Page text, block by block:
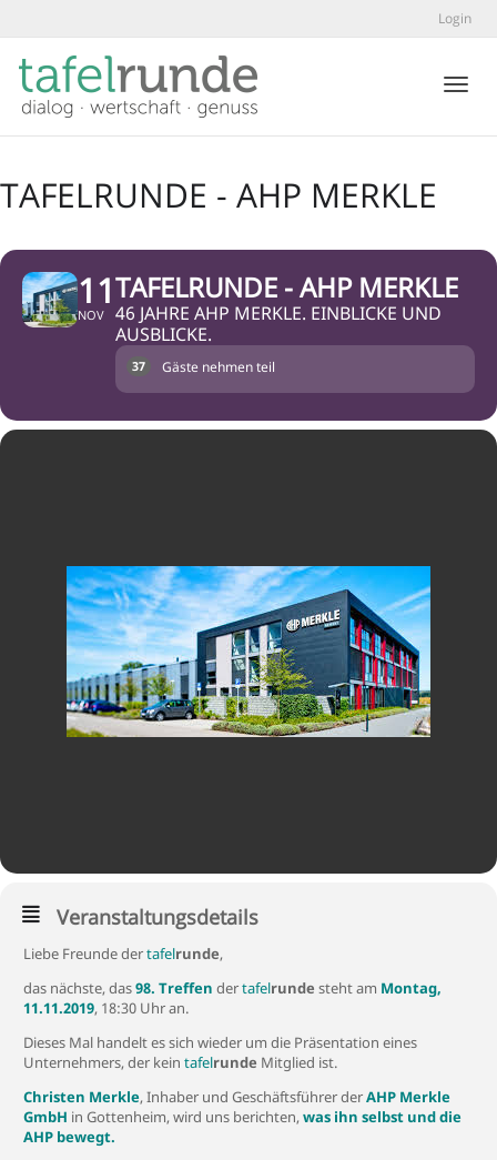
Login
TAFELRUNDE - AHP MERKLE
11
NOV
TAFELRUNDE - AHP MERKLE
46 JAHRE AHP MERKLE. EINBLICKE UND
AUSBLICKE.
37 Gäste nehmen teil
Veranstaltungsdetails
Liebe Freunde dertafelrunde,
das nächste, das98. Treffen dertafelrunde steht am Montag,
11.11.2019, 18:30 Uhran.
Dieses Mal handelt es sich wieder um die Präsentation eines
Unternehmers, der kein tafelrunde Mitglied ist.
Christen Merkle, Inhaber und Geschäftsführer derAHP Merkle
GmbH in Gottenheim, wird uns berichten,was ihn selbst und die
AHP bewegt.